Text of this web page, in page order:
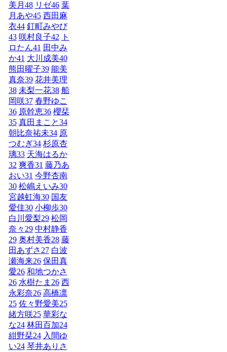
美月 48 リゼ46 葉
月あや45 西田麻
衣44 釘町みやび
43 咲村良子42
ト
ロたん41 田中み
か41 大川成美40
熊田曜子39 能美
真奈39 花井美理
38 未梨一花38 船
岡咲37 春野ゆこ
36 原幹恵36 櫻栞
35 真田まこと34
朝比奈祐未34 原
つむぎ34 杉原杏
璃33 天海はるか
32 爽香31 藤乃あ
おい31 今野杏南
30 松嶋えいみ30
宮越虹海30 国友
愛佳30 小柳歩30
白川愛梨29 松岡
奈々29 中村静香
29 奥村美香28 藤
田あずさ27 白波
瀬海来26 保田真
愛26 和地つかさ
26 水樹たま 26 西
永彩奈26 高橋凛
25 佐々野愛美25
緒方咲25 華彩な
な24 林田百加24
紺野栞24 入間ゆ
い24 琴井ありさ